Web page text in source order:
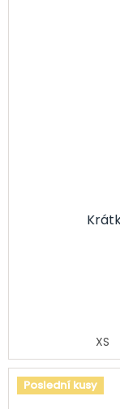
XS
Poslední kusy